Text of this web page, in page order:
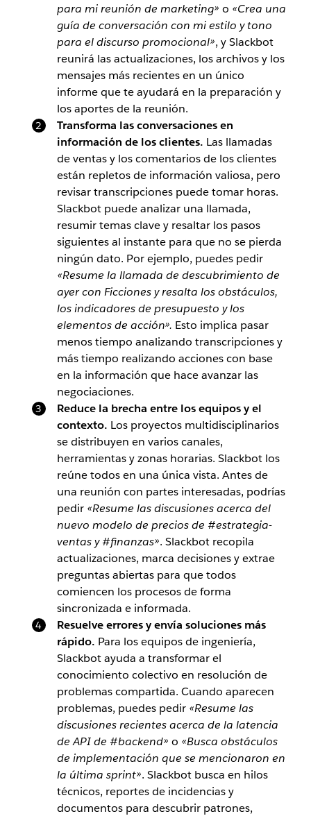
para mi reunión de marketing» o «Crea una
guía de conversación con mi estilo y tono
para el discurso promocional», y Slackbot
reunirá las actualizaciones, los archivos y los
mensajes más recientes en un único
informe que te ayudará en la preparación y
los aportes de la reunión.
Transforma las conversaciones en
información de los clientes. Las llamadas
de ventas y los comentarios de los clientes
están repletos de información valiosa, pero
revisar transcripciones puede tomar horas.
Slackbot puede analizar una llamada,
resumir temas clave y resaltar los pasos
siguientes al instante para que no se pierda
ningún dato. Por ejemplo, puedes pedir
«Resume la llamada de descubrimiento de
ayer con Ficciones y resalta los obstáculos,
los indicadores de presupuesto y los
elementos de acción». Esto implica pasar
menos tiempo analizando transcripciones y
más tiempo realizando acciones con base
en la información que hace avanzar las
negociaciones.
Reduce la brecha entre los equipos y el
contexto. Los proyectos multidisciplinarios
se distribuyen en varios canales,
herramientas y zonas horarias. Slackbot los
reúne todos en una única vista. Antes de
una reunión con partes interesadas, podrías
pedir «Resume las discusiones acerca del
nuevo modelo de precios de #estrategia-
ventas y #finanzas». Slackbot recopila
actualizaciones, marca decisiones y extrae
preguntas abiertas para que todos
comiencen los procesos de forma
sincronizada e informada.
Resuelve errores y envía soluciones más
rápido. Para los equipos de ingeniería,
Slackbot ayuda a transformar el
conocimiento colectivo en resolución de
problemas compartida. Cuando aparecen
problemas, puedes pedir «Resume las
discusiones recientes acerca de la latencia
de API de #backend» o «Busca obstáculos
de implementación que se mencionaron en
la última sprint». Slackbot busca en hilos
técnicos, reportes de incidencias y
documentos para descubrir patrones,